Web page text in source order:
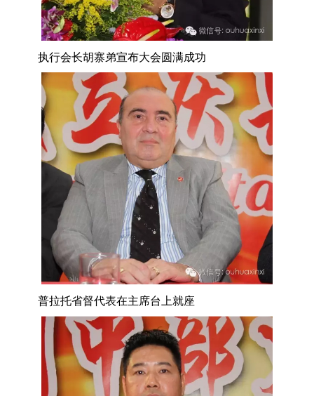
执行会长胡寨弟宣布大会圆满成功
普拉托省督代表在主席台上就座